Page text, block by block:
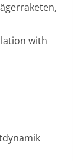
with